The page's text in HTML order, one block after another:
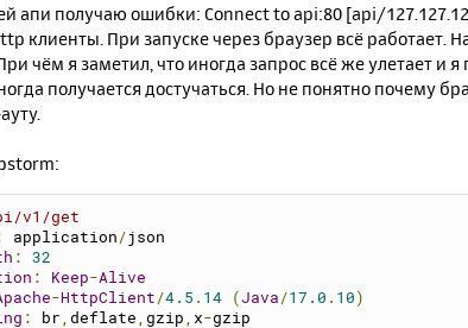
апи получаю ошибки: Connect to api:80 [api/
клиенты. При запуске через браузер всё работает.
чём я заметил, что иногда запрос всё же улетает и
получается достучаться. Но не понятно почему
v1/get
application /json
:
32
: Keep-Alive
-HttpClient /4.5 . 14 (Java /17.0 . 10 )
: br deflate gzip x-gzip